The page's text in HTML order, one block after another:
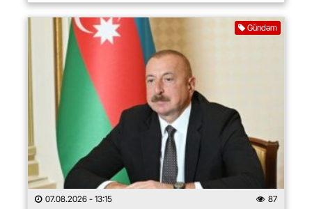
Gündəm
07.08.2026 - 13:15 87